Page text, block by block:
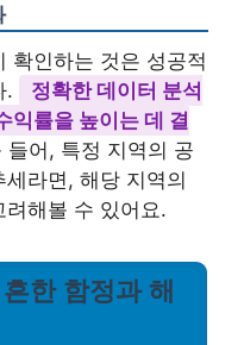
확인하는 것은 성공적
.
정확한 데이터 분석
익률을 높이는 데 결
들어, 특정 지역의 공
라면, 해당 지역의
해볼 수 있어요.
한 함정과 해